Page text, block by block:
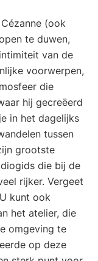
(ook
te duwen,
van de
voorwerpen,
die
hij gecreëerd
in het dagelijks
tussen
grootste
die bij de
rijker. Vergeet
kunt ook
het atelier, die
omgeving te
op deze